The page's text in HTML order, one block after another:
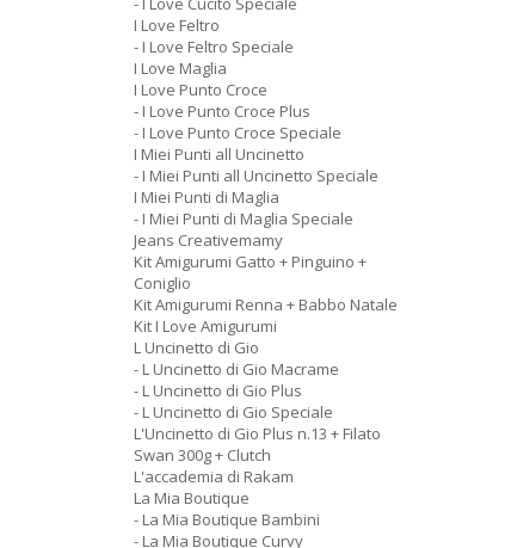
I Love Feltro
- I Love Feltro Speciale
I Love Maglia
I Love Punto Croce
- I Love Punto Croce Plus
- I Love Punto Croce Speciale
I Miei Punti all Uncinetto
- I Miei Punti all Uncinetto Speciale
I Miei Punti di Maglia
- I Miei Punti di Maglia Speciale
Jeans Creativemamy
Kit Amigurumi Gatto + Pinguino +
Coniglio
Kit Amigurumi Renna + Babbo Natale
Kit I Love Amigurumi
L Uncinetto di Gio
- L Uncinetto di Gio Macrame
- L Uncinetto di Gio Plus
- L Uncinetto di Gio Speciale
L'Uncinetto di Gio Plus n.13 + Filato
Swan 300g + Clutch
L'accademia di Rakam
La Mia Boutique
- La Mia Boutique Bambini
- La Mia Boutique Curvy